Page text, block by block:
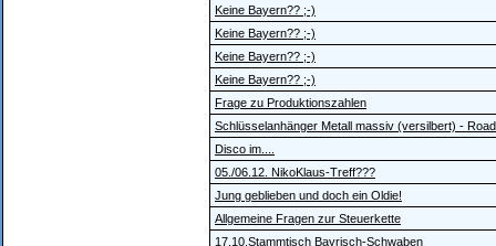
Keine Bayern?? ;-)
Keine Bayern?? ;-)
Keine Bayern?? ;-)
Keine Bayern?? ;-)
Frage zu Produktionszahlen
Schlüsselanhänger Metall massiv (versilbert) -
Disco im....
05./06.12. NikoKlaus-Treff???
Jung geblieben und doch ein Oldie!
Allgemeine Fragen zur Steuerkette
17.10.Stammtisch Bayrisch-Schwaben